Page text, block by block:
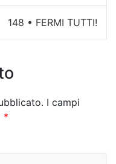
148 • FERMI TUTTI!
I campi
*